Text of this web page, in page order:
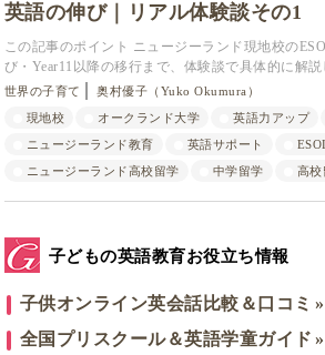
英語の伸び｜リアル体験談その1
この記事のポイント ニュージーランド現地校の
び・Year11以降の移行まで、体験談で具体的に解
世界の子育て
奥村優子（Yuko Okumura）
現地校
オークランド大学 英語力アップ
ニュージーランド教育
英語サポート
ニュージーランド高校留学
中学留学 高校
子どもの英語教育お役立ち情報
子供オンライン英会話比較＆口コミ
全国プリスクール＆英語学童ガイド